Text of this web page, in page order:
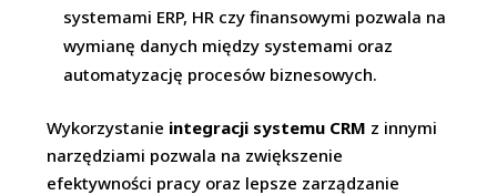
systemami ERP, HR czy finansowymi pozwala na
wymianę danych między systemami oraz
automatyzację procesów biznesowych.
Wykorzystanie integracji systemu CRM z innymi
narzędziami pozwala na zwiększenie
efektywności pracy oraz lepsze zarządzanie